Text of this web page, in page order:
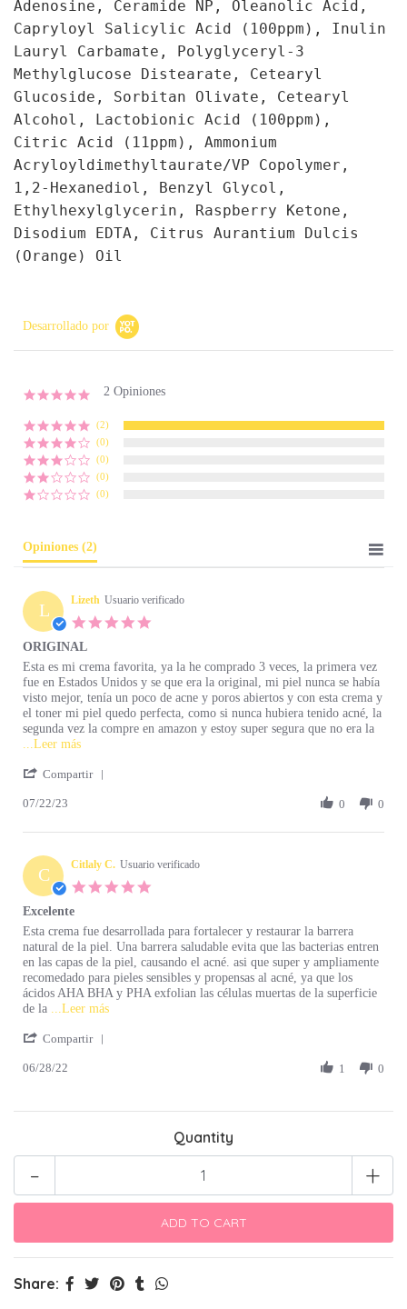
Adenosine, Ceramide NP, Oleanolic Acid,
Capryloyl Salicylic Acid (100ppm), Inulin
Lauryl Carbamate, Polyglyceryl-3
Methylglucose Distearate, Cetearyl
Glucoside, Sorbitan Olivate, Cetearyl
Alcohol, Lactobionic Acid (100ppm),
Citric Acid (11ppm), Ammonium
Acryloyldimethyltaurate/VP Copolymer,
1,2-Hexanediol, Benzyl Glycol,
Ethylhexylglycerin, Raspberry Ketone,
Disodium EDTA, Citrus Aurantium Dulcis
(Orange) Oil
Desarrollado por
5.0 star rating
2 Opiniones
(2)
(0)
(0)
(0)
(0)
Opiniones (2)
L Lizeth Usuario verificado
ORIGINAL
Review by Lizeth on 22 Jul 2023
review stating ORIGINAL
Esta es mi crema favorita, ya la he comprado 3 veces, la primera vez
fue en Estados Unidos y se que era la original, mi piel nunca se había
visto mejor, tenía un poco de acne y poros abiertos y con esta crema y
el toner mi piel quedo perfecta, como si nunca hubiera tenido acné, la
segunda vez la compre en amazon y estoy super segura que no era la
...Leer másRead more about Esta es mi crema favorita, ya la he
Compartir
07/22/23 0 0
C Citlaly C. Usuario verificado
Excelente
Review by Citlaly C. on 28 Jun 2022
review stating Excelente
Esta crema fue desarrollada para fortalecer y restaurar la barrera
natural de la piel. Una barrera saludable evita que las bacterias entren
en las capas de la piel, causando el acné. asi que super y ampliamente
recomedado para pieles sensibles y propensas al acné, ya que los
ácidos AHA BHA y PHA exfolian las células muertas de la superficie
de la ...Leer másRead more about Esta crema fue desarrollada para
Compartir
06/28/22 1 0
Quantity
+
-
Share: